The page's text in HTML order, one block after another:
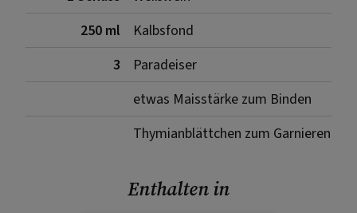
250 ml
Kalbsfond
3
Paradeiser
etwas Maisstärke zum Binden
Thymianblättchen zum Garnieren
Enthalten in